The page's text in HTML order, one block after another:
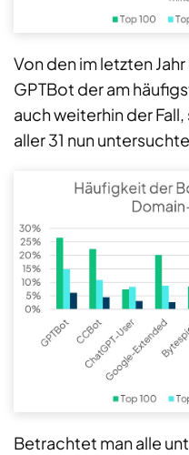
Von den im letzten
GPTBot der am
auch weiterhin der
aller 31 nun
Betrachtet man alle